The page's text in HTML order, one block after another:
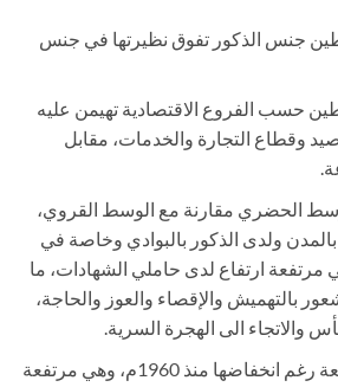
جنس الذكور تفوق نظيرتها في جنس
حسب الفروع الاقتصادية تهيمن عليه
وقطاع التجارة والخدمات، مقابل
الحضري مقارنة مع الوسط القروي،
ولدى الذكور بالبوادي وخاصة في
ارتفاع لدى حاملي الشهادات، ما
بالتهميش والإقصاء والعوز والحاجة،
والاتجاء الى الهجرة السرية.
الأمية : ما تزال مرتفعة رغم انخفاضها منذ 1960م، وهي مرتفعة